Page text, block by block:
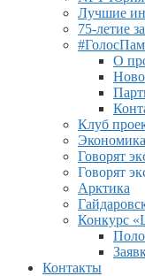
Лучшие
75-летие
О
Клуб
Говорят
Говорят
Арктика
Конкурс
Контакты